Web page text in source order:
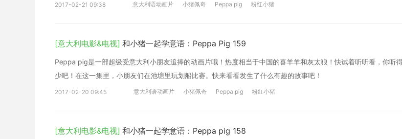
2017-02-21 09:38 意大利语动画片 小猪佩奇 Peppa pig 粉红小猪
[意大利电影&电视] 和小猪一起学意语：Peppa Pig 159
Peppa pig是一部超级受意大利小朋友追捧的动画片哦！热度相当于中国的喜羊羊和灰太狼！快试着听听看，你听
少吧！在这一集里，小朋友们在池塘里玩划船比赛。快来看看发生了什么有趣的故事吧！
2017-02-20 09:45 意大利语动画片 小猪佩奇 Peppa pig 粉红小猪
[意大利电影&电视] 和小猪一起学意语：Peppa pig 158